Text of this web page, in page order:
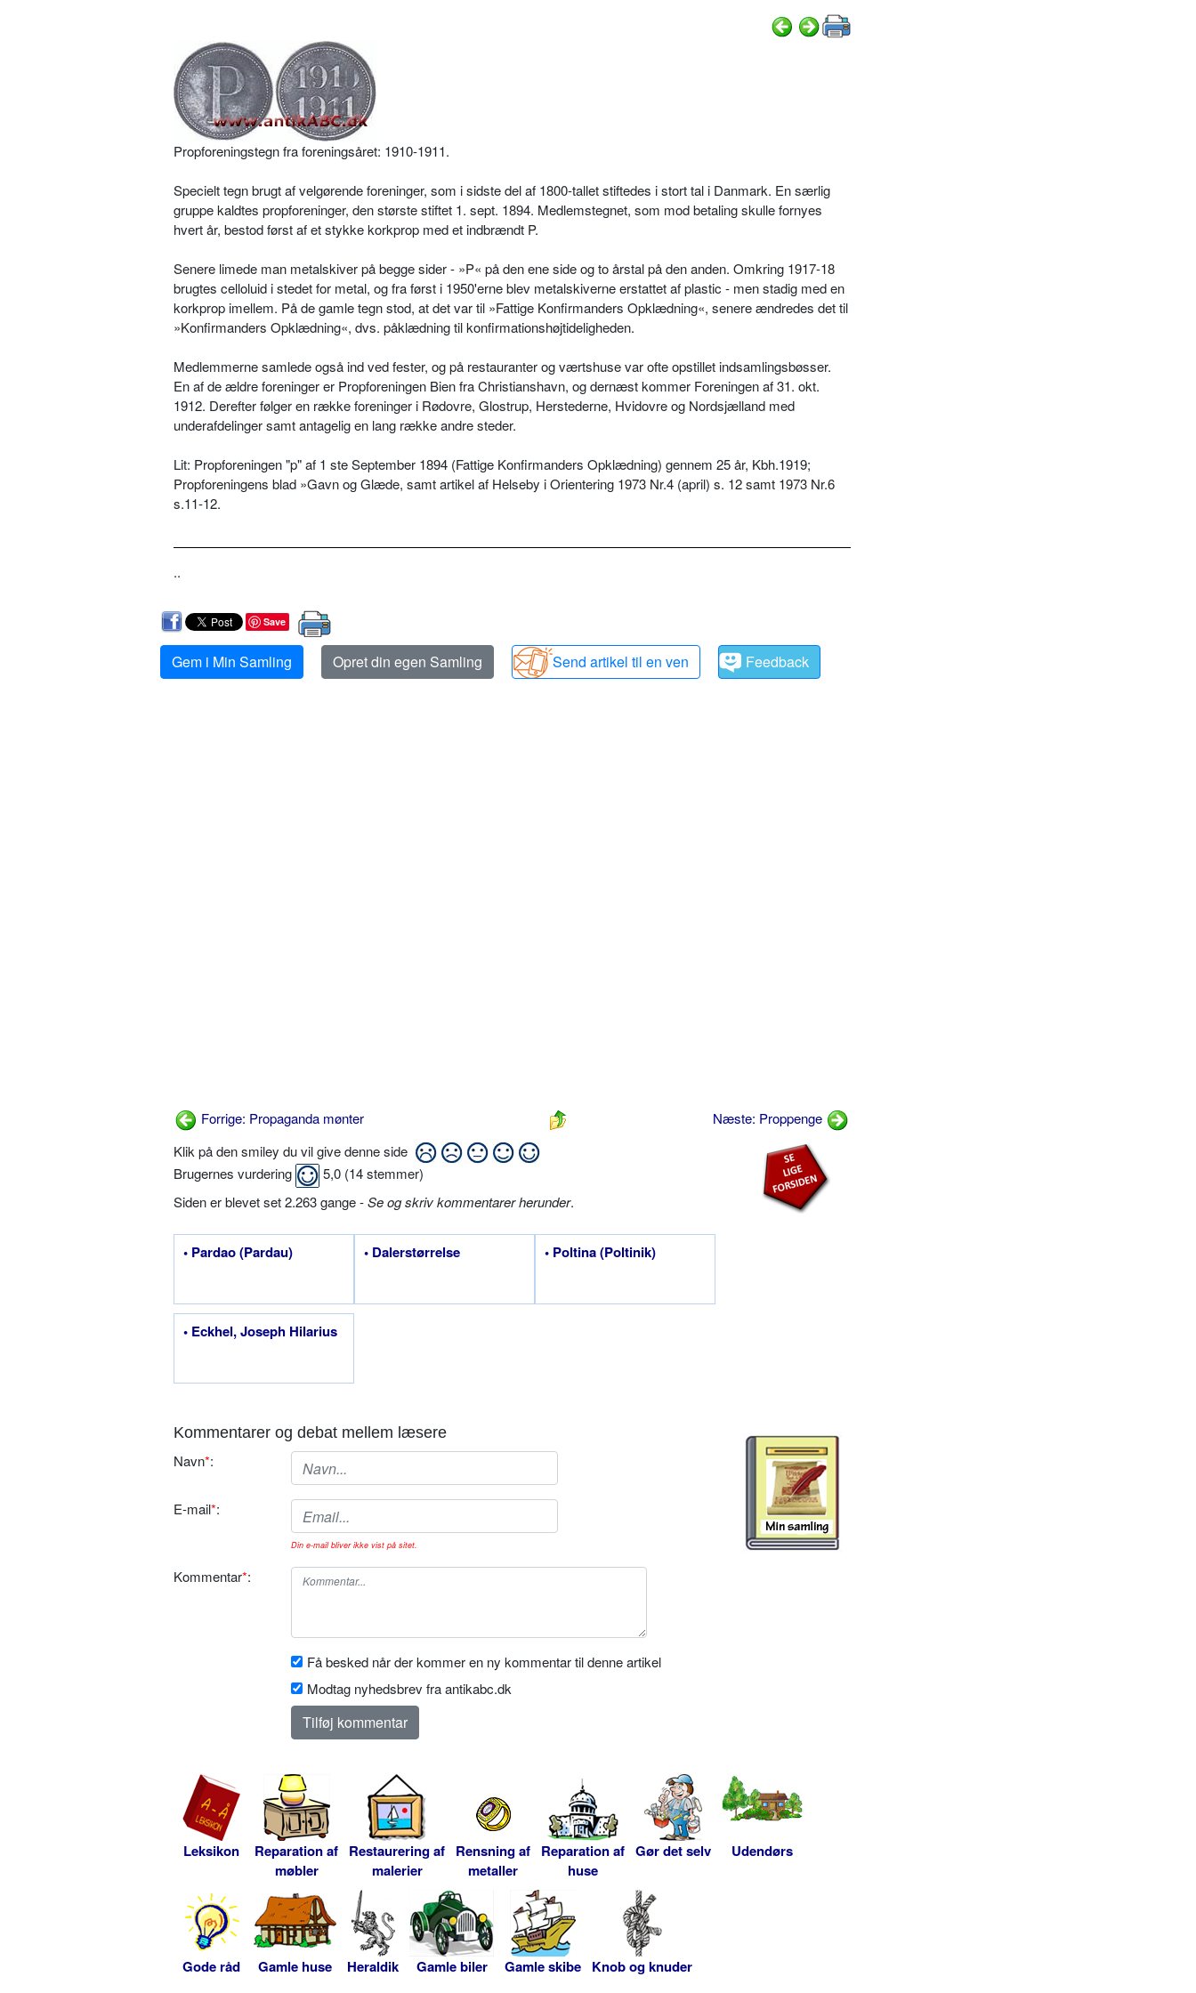
Propforeningstegn fra foreningsåret: 1910-1911.
Specielt tegn brugt af velgørende foreninger, som i sidste del af 1800-tallet stiftedes i stort tal i Danmark. En særlig
gruppe kaldtes propforeninger, den største stiftet 1. sept. 1894. Medlemstegnet, som mod betaling skulle fornyes
hvert år, bestod først af et stykke korkprop med et indbrændt P.
Senere limede man metalskiver på begge sider - »P« på den ene side og to årstal på den anden. Omkring 1917-18
brugtes celloluid i stedet for metal, og fra først i 1950'erne blev metalskiverne erstattet af plastic - men stadig med en
korkprop imellem. På de gamle tegn stod, at det var til »Fattige Konfirmanders Opklædning«, senere ændredes det til
»Konfirmanders Opklædning«, dvs. påklædning til konfirmationshøjtideligheden.
Medlemmerne samlede også ind ved fester, og på restauranter og værtshuse var ofte opstillet indsamlingsbøsser.
En af de ældre foreninger er Propforeningen Bien fra Christianshavn, og dernæst kommer Foreningen af 31. okt.
1912. Derefter følger en række foreninger i Rødovre, Glostrup, Herstederne, Hvidovre og Nordsjælland med
underafdelinger samt antagelig en lang række andre steder.
Lit: Propforeningen "p" af 1 ste September 1894 (Fattige Konfirmanders Opklædning) gennem 25 år, Kbh.1919;
Propforeningens blad »Gavn og Glæde, samt artikel af Helseby i Orientering 1973 Nr.4 (april) s. 12 samt 1973 Nr.6
s.11-12.
..
Save
Gem i Min Samling Opret din egen Samling Send artikel til en ven Feedback
Forrige: Propaganda mønter
Næste: Proppenge
Klik på den smiley du vil give denne side
Brugernes vurdering
5,0 (14stemmer)
Siden er blevet set 2.263 gange -Se og skriv kommentarer herunder.
• Pardao (Pardau) • Dalerstørrelse • Poltina (Poltinik)
• Eckhel, Joseph Hilarius
Kommentarer og debat mellem læsere
Navn*:
E-mail*:
Din e-mail bliver ikke vist på sitet.
Kommentar*:
Få besked når der kommer en ny kommentar til denne artikel
Modtag nyhedsbrev fra antikabc.dk
Leksikon
Reparation af
møbler
Restaurering af
malerier
Rensning af
metaller
Reparation af
huse
Gør det selv Udendørs
Gode råd Gamle huse Heraldik Gamle biler Gamle skibe Knob og knuder